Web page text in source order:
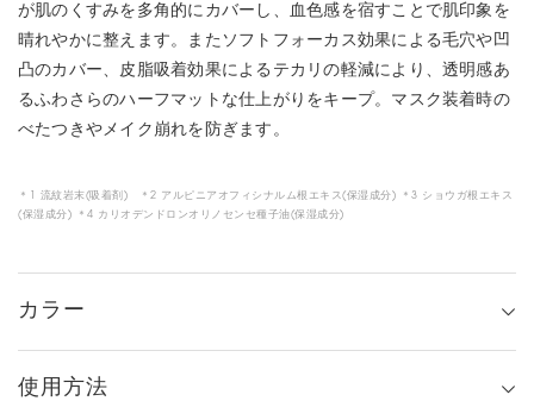
が肌のくすみを多角的にカバーし、血色感を宿すことで肌印象を
晴れやかに整えます。またソフトフォーカス効果による毛穴や凹
凸のカバー、皮脂吸着効果によるテカリの軽減により、透明感あ
るふわさらのハーフマットな仕上がりをキープ。マスク装着時の
べたつきやメイク崩れを防ぎます。
＊1 流紋岩末(吸着剤) ＊2 アルピニアオフィシナルム根エキス(保湿成分) ＊3 ショウガ根エキス
(保湿成分) ＊4 カリオデンドロンオリノセンセ種子油(保湿成分)
カラー
使用方法